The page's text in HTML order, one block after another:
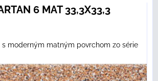
6 MAT 33,3X33,3
s moderným matným povrchom zo série